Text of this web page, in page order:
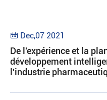
 Dec,07 2021
De l'expérience et la
développement
l'industrie